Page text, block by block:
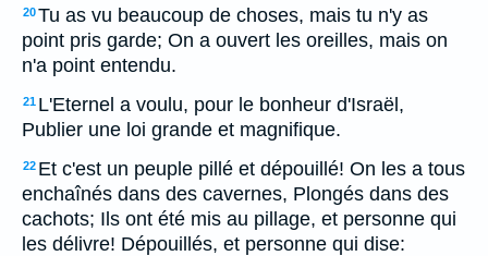
20Tu as vu beaucoup de choses, mais tu n'y as
point pris garde; On a ouvert les oreilles, mais on
n'a point entendu.
21 L'Eternel a voulu, pour le bonheur d'Israël,
Publier une loi grande et magnifique.
22 Et c'est un peuple pillé et dépouillé! On les a tous
enchaînés dans des cavernes, Plongés dans des
cachots; Ils ont été mis au pillage, et personne qui
les délivre! Dépouillés, et personne qui dise: